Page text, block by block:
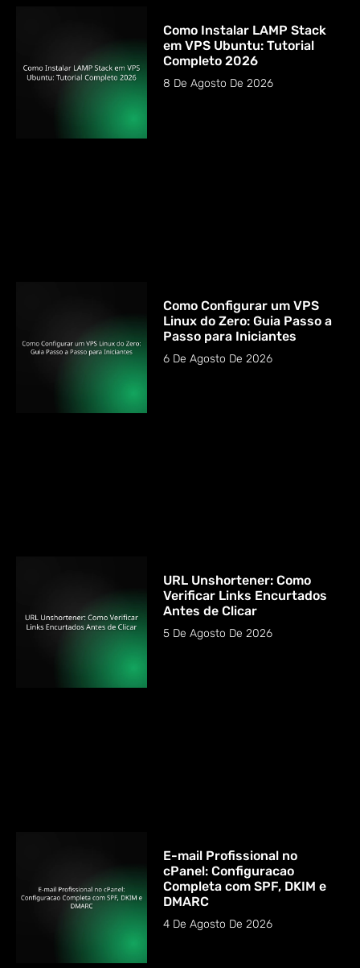
Como Instalar LAMP Stack
em VPS Ubuntu: Tutorial
Completo 2026
8 De Agosto De 2026
Como Configurar um VPS
Linux do Zero: Guia Passo a
Passo para Iniciantes
6 De Agosto De 2026
URL Unshortener: Como
Verificar Links Encurtados
Antes de Clicar
5 De Agosto De 2026
E-mail Profissional no
cPanel: Configuracao
Completa com SPF, DKIM e
DMARC
4 De Agosto De 2026